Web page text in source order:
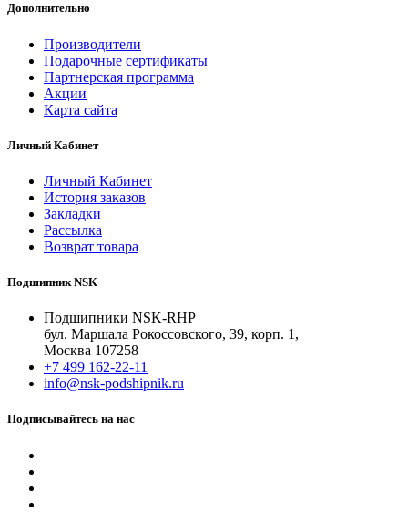
Дополнительно
Производители
Подарочные сертификаты
Партнерская программа
Акции
Карта сайта
Личный Кабинет
Личный Кабинет
История заказов
Закладки
Рассылка
Возврат товара
Подшипник NSK
Подшипники NSK-RHP
бул. Маршала Рокоссовского, 39, корп. 1,
Москва 107258
+7 499 162-22-11
info@nsk-podshipnik.ru
Подписывайтесь на нас